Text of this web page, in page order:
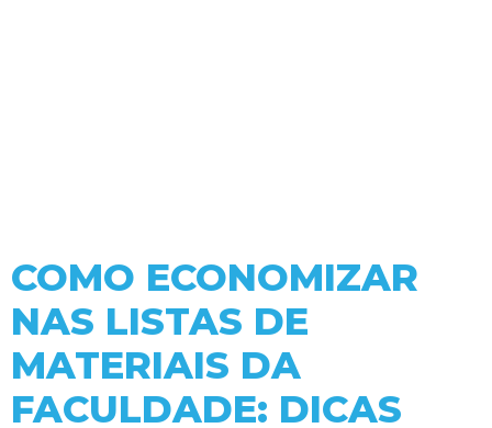
COMO ECONOMIZAR
NAS LISTAS DE
MATERIAIS DA
FACULDADE: DICAS